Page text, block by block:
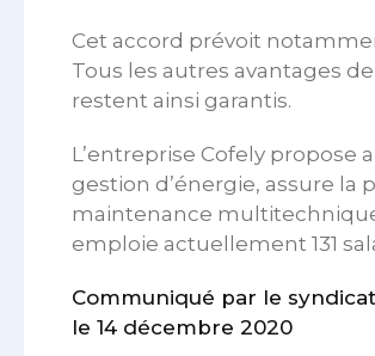
Cet accord prévoit
Tous les autres avantages
restent ainsi garantis.
L’entreprise Cofely propose
gestion d’énergie, assure la
maintenance
emploie actuellement 131
Communiqué par le
le 14 décembre 2020